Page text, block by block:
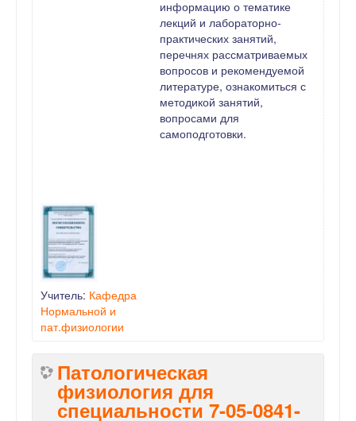
информацию о тематике
лекций и лабораторно-
практических занятий,
перечнях рассматриваемых
вопросов и рекомендуемой
литературе, ознакомиться с
методикой занятий,
вопросами для
самоподготовки.
Учитель: Кафедра
Нормальной и
пат.физиологии
Патологическая
физиология для
специальности 7-05-0841-